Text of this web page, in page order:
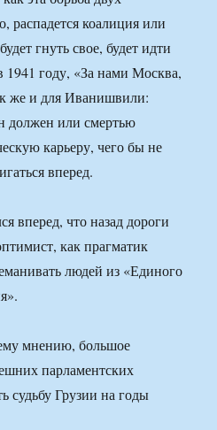
распадется коалиция или
гнуть свое, будет идти
1941 году, «За нами Москва,
же и для Иванишвили:
должен или смертью
карьеру, чего бы не
вперед.
вперед, что назад дороги
как прагматик
людей из «Единого
мнению, большое
парламентских
судьбу Грузии на годы